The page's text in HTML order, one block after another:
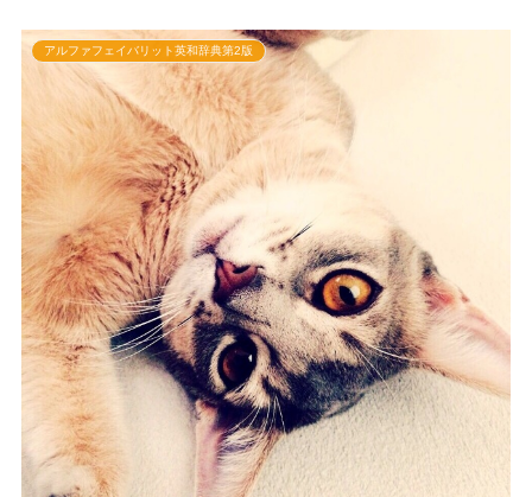
アルファフェイバリット英和辞典第2版